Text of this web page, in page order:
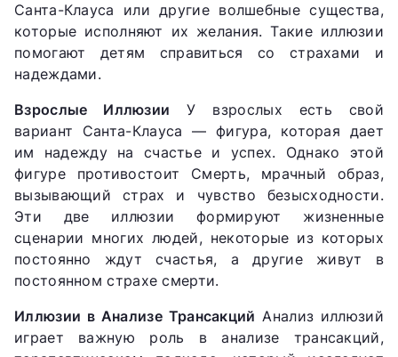
Санта-Клауса или другие волшебные существа,
которые исполняют их желания. Такие иллюзии
помогают детям справиться со страхами и
надеждами.
Взрослые Иллюзии У взрослых есть свой
вариант Санта-Клауса — фигура, которая дает
им надежду на счастье и успех. Однако этой
фигуре противостоит Смерть, мрачный образ,
вызывающий страх и чувство безысходности.
Эти две иллюзии формируют жизненные
сценарии многих людей, некоторые из которых
постоянно ждут счастья, а другие живут в
постоянном страхе смерти.
Иллюзии в Анализе Трансакций Анализ иллюзий
играет важную роль в анализе трансакций,